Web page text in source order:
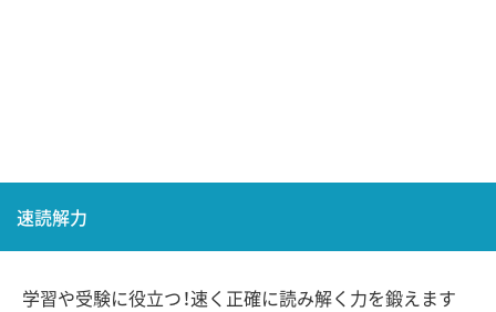
速読解力
学習や受験に役立つ！速く正確に読み解く力を鍛えます